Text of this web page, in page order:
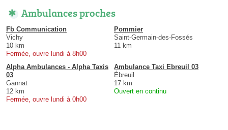
Ambulances proches
Fb Communication
Vichy
10 km
Fermée, ouvre lundi à 8h00
Pommier
Saint-Germain-des-Fossés
11 km
Alpha Ambulances - Alpha Taxis
03
Gannat
12 km
Fermée, ouvre lundi à 0h00
Ambulance Taxi Ebreuil 03
Ébreuil
17 km
Ouvert en continu